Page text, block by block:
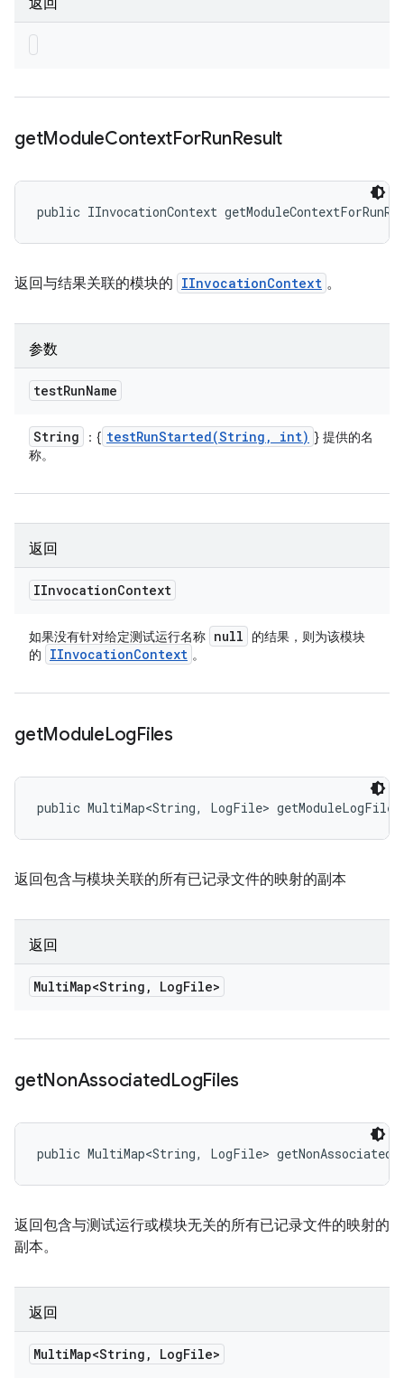
返回
getModuleContextForRunResult
public IInvocationContext
返回与结果关联的模块的 IInvocationContext 。
参数
testRunName
String ：{ testRunStarted(String , int) } 提供的名
称。
返回
IInvocationContext
如果没有针对给定测试运行名称 null
的结果，则为该模块
的
IInvocationContext 。
getModuleLogFiles
public MultiMap<String, LogFile>
返回包含与模块关联的所有已记录文件的映射的副本
返回
MultiMap<String , LogFile>
getNonAssociatedLogFiles
public MultiMap<String, LogFile>
返回包含与测试运行或模块无关的所有已记录文件的映射的
副本。
返回
MultiMap<String , LogFile>